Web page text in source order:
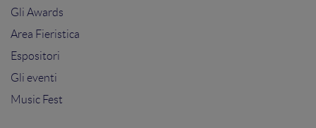
Gli Awards
Area Fieristica
Espositori
Gli eventi
Music Fest